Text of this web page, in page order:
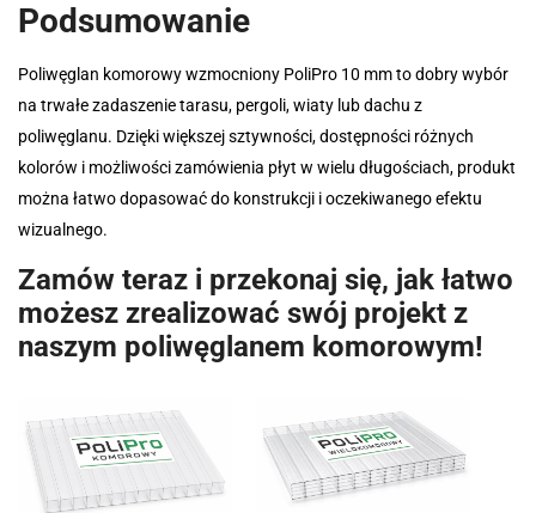
Podsumowanie
Poliwęglan komorowy wzmocniony PoliPro 10 mm to dobry wybór
na trwałe zadaszenie tarasu, pergoli, wiaty lub dachu z
poliwęglanu. Dzięki większej sztywności, dostępności różnych
kolorów i możliwości zamówienia płyt w wielu długościach, produkt
można łatwo dopasować do konstrukcji i oczekiwanego efektu
wizualnego.
Zamów teraz i przekonaj się, jak łatwo
możesz zrealizować swój projekt z
naszym poliwęglanem komorowym!